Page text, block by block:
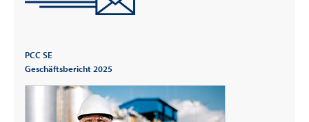
PCC SE
Geschäftsbericht 2025